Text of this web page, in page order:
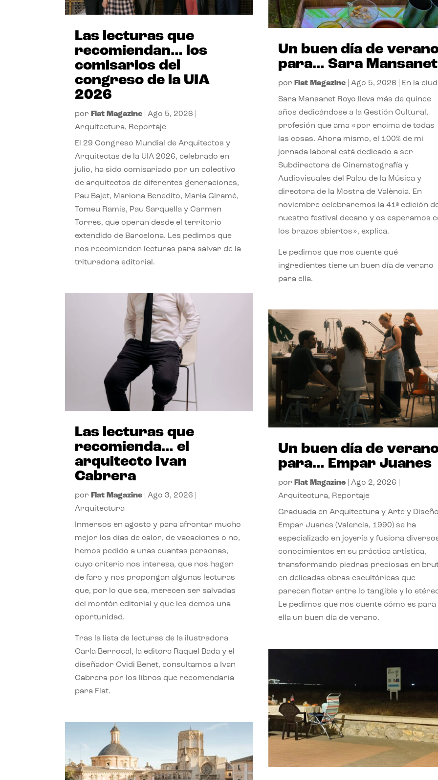
Las lecturas que
recomiendan… los
comisarios del
congreso de la UIA
2026
por Flat Magazine |Ago 5, 2026
Arquitectura, Reportaje
El 29 Congreso Mundial de Arquitectos y
Arquitectas de la UIA 2026, celebrado en
julio, ha sido comisariado por un colectivo
de arquitectos de diferentes generaciones,
Pau Bajet, Mariona Benedito, Maria Giramé,
Tomeu Ramis, Pau Sarquella y Carmen
Torres, que operan desde el territorio
extendido de Barcelona. Les pedimos que
nos recomienden lecturas para salvar de la
trituradora editorial.
Las lecturas que
recomienda… el
arquitecto Ivan
Cabrera
por Flat Magazine |Ago 3, 2026
Arquitectura
Inmersos en agosto y para afrontar mucho
mejor los días de calor, de vacaciones o no,
hemos pedido a unas cuantas personas,
cuyo criterio nos interesa, que nos hagan
de faro y nos propongan algunas lecturas
que, por lo que sea, merecen ser salvadas
del montón editorial y que les demos una
oportunidad.
Tras la lista de lecturas de la ilustradora
Carla Berrocal, la editora Raquel Bada y el
diseñador Ovidi Benet, consultamos a Ivan
Cabrera por los libros que recomendaría
para Flat.
Un buen día de
para… Sara Mansanet
por Flat Magazine| Ago 5, 2026 En la
Sara Mansanet Royo lleva más de quince
años dedicándose a la Gestión Cultural,
profesión que ama «por encima de todas
las cosas. Ahora mismo, el 100% de mi
jornada laboral está dedicado a ser
Subdirectora de Cinematografía y
Audiovisuales del Palau de la Música y
directora de la Mostra de València. En
noviembre celebraremos la 41ª edición
nuestro festival decano y os esperamos
los brazos abiertos», explica.
Le pedimos que nos cuente qué
ingredientes tiene un buen día de verano
para ella.
Un buen día de
para… Empar Juanes
por Flat Magazine| Ago 2, 2026
Arquitectura, Reportaje
Graduada en Arquitectura y Arte y
Empar Juanes (Valencia, 1990) se ha
especializado en joyería y fusiona
conocimientos en su práctica artística,
transformando piedras preciosas en
en delicadas obras escultóricas que
parecen flotar entre lo tangible y lo
Le pedimos que nos cuente cómo es para
ella un buen día de verano.